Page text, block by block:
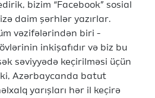
bizim “Facebook” sosial
daim şərhlər yazırlar.
vəzifələrindən biri -
inkişafıdır və biz bu
səviyyədə keçirilməsi üçün
Azərbaycanda batut
yarışları hər il keçirə